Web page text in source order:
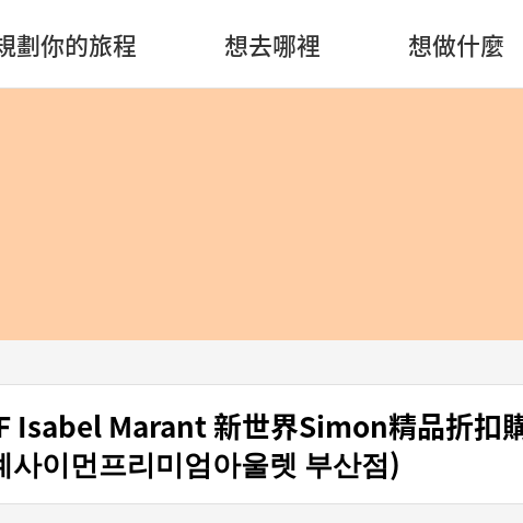
劃你的旅程 想去哪裡 想做什麼
Isabel Marant 新世界Simon精品折扣
사이먼프리미엄아울렛 부산점)